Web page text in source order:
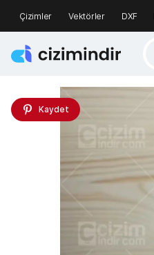
Çizimler Vektörler DXF
Kaydet